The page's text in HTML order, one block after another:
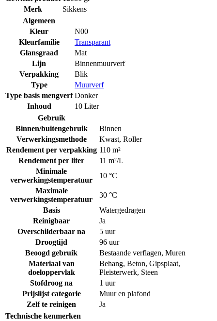
Merk
Sikkens
Algemeen
Kleur
N00
Kleurfamilie
Transparant
Glansgraad
Mat
Lijn
Binnenmuurverf
Verpakking
Blik
Type
Muurverf
Type basis mengverf Donker
Inhoud
10 Liter
Gebruik
Binnen/buitengebruik
Binnen
Verwerkingsmethode
Kwast, Roller
Rendement per verpakking 110 m²
Rendement per liter
11 m²/L
Minimale
verwerkingstemperatuur
10 °C
Maximale
verwerkingstemperatuur
30 °C
Basis
Watergedragen
Reinigbaar
Ja
Overschilderbaar na
5 uur
Droogtijd
96 uur
Beoogd gebruik
Bestaande verflagen, Muren
Materiaal van
doeloppervlak
Behang, Beton, Gipsplaat,
Pleisterwerk, Steen
Stofdroog na
1 uur
Prijslijst categorie
Muur en plafond
Zelf te reinigen
Ja
Technische kenmerken